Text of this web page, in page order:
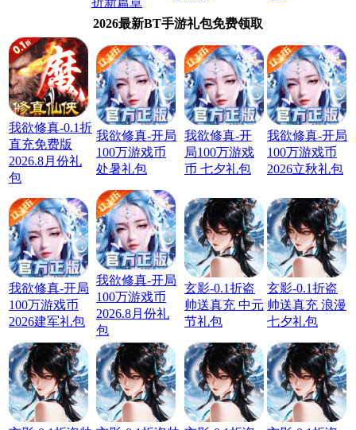
2026最新BT手游礼包免费领取
我欲修真-0.1折
直充免费版
2026.8月份礼
包
我欲修真-开局
100万游戏币
处暑礼包
我欲修真-开
局100万游戏
币 七夕礼包
我欲修真-开局
100万游戏币
2026立秋礼包
我欲修真-开局
100万游戏币
2026建军礼包
我欲修真-开局
100万游戏币
2026.8月份礼
包
玄影-0.1折盗
帅送真充 中元
节礼包
玄影-0.1折盗
帅送真充 浪漫
七夕礼包